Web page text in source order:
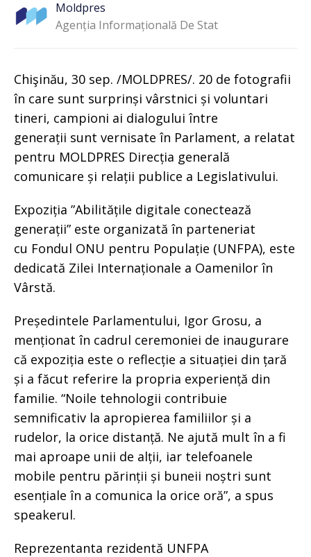
Moldpres
Agenția Informațională De Stat
Chişinău, 30 sep. /MOLDPRES/. 20 de fotografii
în care sunt surprinși vârstnici și voluntari
tineri, campioni ai dialogului între
generații sunt vernisate în Parlament, a relatat
pentru MOLDPRES Direcția generală
comunicare și relații publice a Legislativului.
Expoziția ”Abilitățile digitale conectează
generații” este organizată în parteneriat
cu Fondul ONU pentru Populație (UNFPA), este
dedicată Zilei Internaționale a Oamenilor în
Vârstă.
Președintele Parlamentului, Igor Grosu, a
menționat în cadrul ceremoniei de inaugurare
că expoziția este o reflecție a situației din țară
și a făcut referire la propria experiență din
familie. “Noile tehnologii contribuie
semnificativ la apropierea familiilor și a
rudelor, la orice distanță. Ne ajută mult în a fi
mai aproape unii de alții, iar telefoanele
mobile pentru părinții și buneii noștri sunt
esențiale în a comunica la orice oră”, a spus
speakerul.
Reprezentanta rezidentă UNFPA